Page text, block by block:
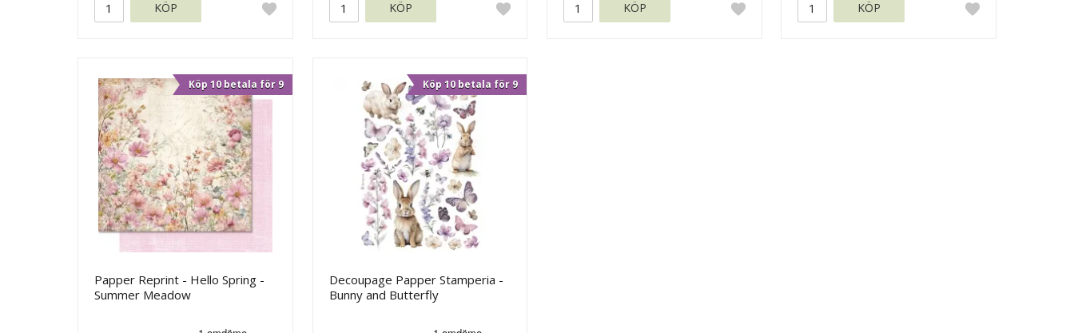
KÖP KÖP KÖP KÖP
Köp 10 betala för 9
Papper Reprint - Hello Spring -
Summer Meadow
Köp 10 betala för 9
Decoupage Papper Stamperia -
Bunny and Butterfly